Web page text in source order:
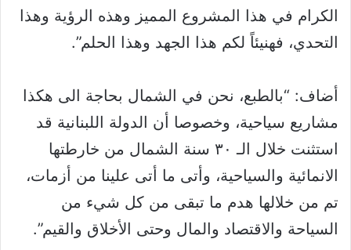
الكرام في هذا المشروع المميز وهذه الرؤية وهذا
التحدي، فهنيئاً لكم هذا الجهد وهذا الحلم”.
أضاف: “بالطبع، نحن في الشمال بحاجة الى هكذا
مشاريع سياحية، وخصوصا أن الدولة اللبنانية قد
استثنت خلال الـ ٣٠ سنة الشمال من خارطتها
الانمائية والسياحية، وأتى ما أتى علينا من أزمات،
تم من خلالها هدم ما تبقى من كل شيء من
السياحة والاقتصاد والمال وحتى الأخلاق والقيم”.